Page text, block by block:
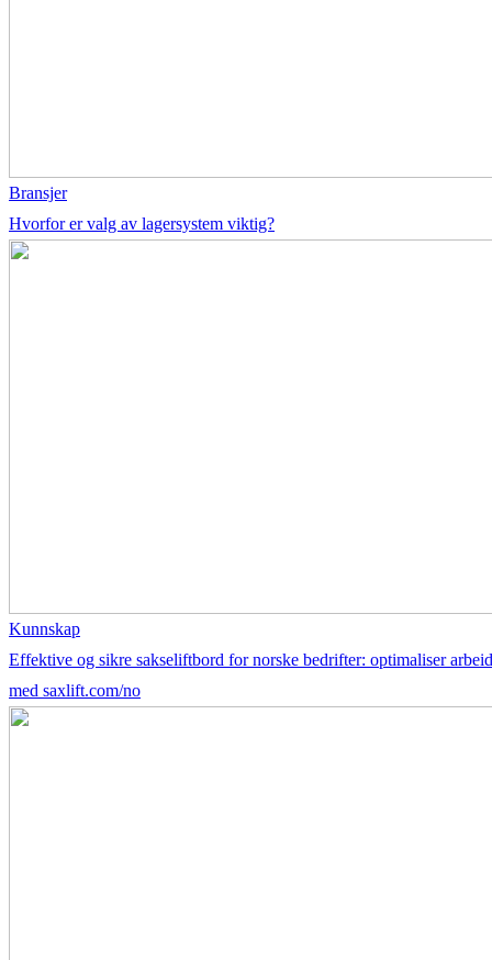
Bransjer
Hvorfor er valg av lagersystem viktig?
Kunnskap
Effektive og sikre sakseliftbord for norske bedrifter: optimaliser
med saxlift.com/no